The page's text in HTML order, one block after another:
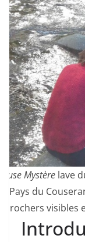
Mystèrelave
Pays du
rochers visibles